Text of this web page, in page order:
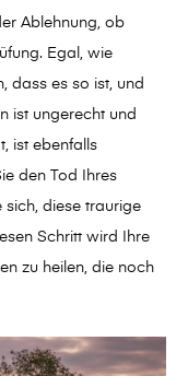
Ablehnung, ob
Egal, wie
dass es so ist, und
ist ungerecht und
ist ebenfalls
den Tod Ihres
sich, diese traurige
Schritt wird Ihre
zu heilen, die noch